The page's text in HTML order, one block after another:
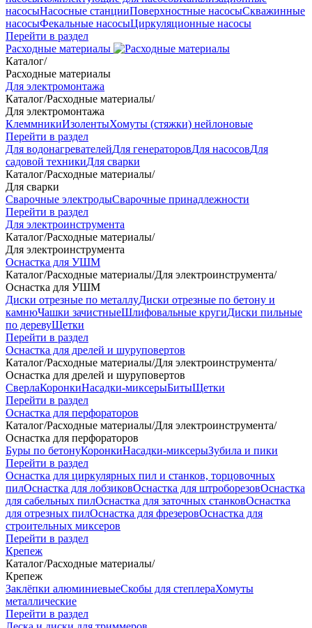
насосыНасосные станцииПоверхностные насосыСкважинные
насосыФекальные насосыЦиркуляционные насосы
Перейти в раздел
Расходные материалы
Каталог/
Расходные материалы
Для электромонтажа
Каталог/Расходные материалы/
Для электромонтажа
КлеммникиИзолентыХомуты (стяжки) нейлоновые
Перейти в раздел
Для водонагревателейДля генераторовДля насосовДля
садовой техникиДля сварки
Каталог/Расходные материалы/
Для сварки
Сварочные электродыСварочные принадлежности
Перейти в раздел
Для электроинструмента
Каталог/Расходные материалы/
Для электроинструмента
Оснастка для УШМ
Каталог/Расходные материалы/Для электроинструмента/
Оснастка для УШМ
Диски отрезные по металлуДиски отрезные по бетону и
камнюЧашки зачистныеШлифовальные кругиДиски пильные
по деревуЩетки
Перейти в раздел
Оснастка для дрелей и шуруповертов
Каталог/Расходные материалы/Для электроинструмента/
Оснастка для дрелей и шуруповертов
СверлаКоронкиНасадки-миксерыБитыЩетки
Перейти в раздел
Оснастка для перфораторов
Каталог/Расходные материалы/Для электроинструмента/
Оснастка для перфораторов
Буры по бетонуКоронкиНасадки-миксерыЗубила и пики
Перейти в раздел
Оснастка для циркулярных пил и станков, торцовочных
пилОснастка для лобзиковОснастка для штроборезовОснастка
для сабельных пилОснастка для заточных станковОснастка
для отрезных пилОснастка для фрезеровОснастка для
строительных миксеров
Перейти в раздел
Крепеж
Каталог/Расходные материалы/
Крепеж
Заклёпки алюминиевыеСкобы для степлераХомуты
металлические
Перейти в раздел